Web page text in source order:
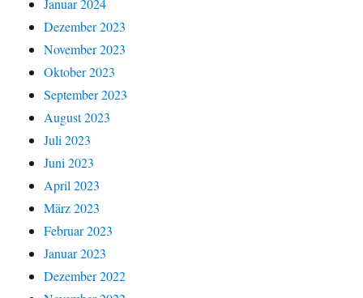
Januar 2024
Dezember 2023
November 2023
Oktober 2023
September 2023
August 2023
Juli 2023
Juni 2023
April 2023
März 2023
Februar 2023
Januar 2023
Dezember 2022